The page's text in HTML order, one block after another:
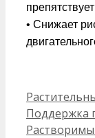
• Снижает
Рубрики
Поддержка